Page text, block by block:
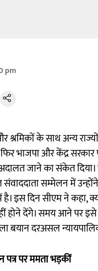
pm
श्रमिकों के साथ अन्य
भाजपा और केंद्र सरकार
जाने का संकेत दिया।
सम्मेलन में
है। इस दिन सीएम ने
होने देंगे। समय आने पर इसे
बयान दरअसल
पर ममता भड़कीं